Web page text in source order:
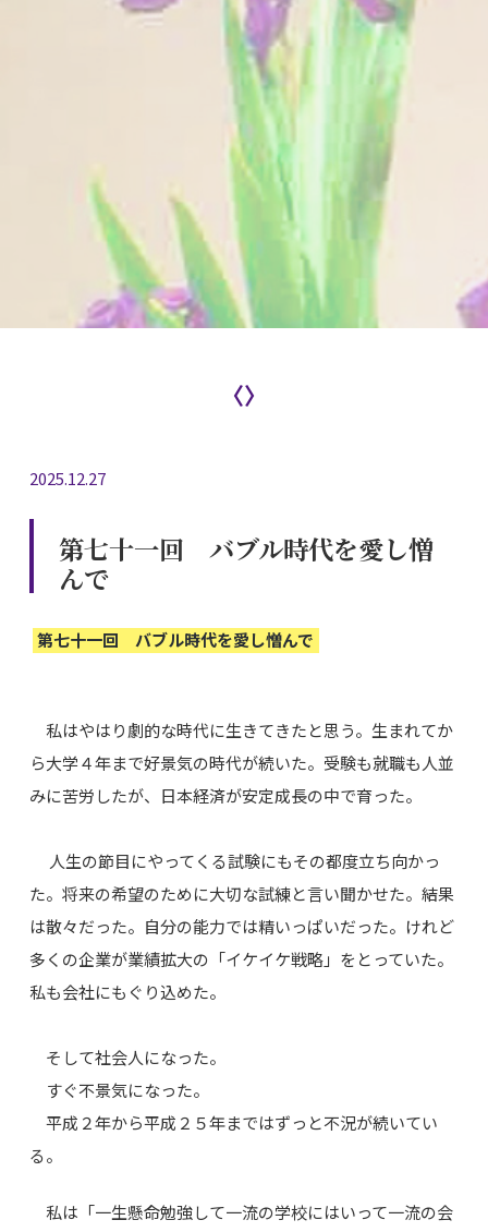
〈〉
2025.12.27
第七十一回 バブル時代を愛し憎
んで
第七十一回 バブル時代を愛し憎んで
私はやはり劇的な時代に生きてきたと思う。生まれてか
ら大学４年まで好景気の時代が続いた。受験も就職も人並
みに苦労したが、日本経済が安定成長の中で育った。
人生の節目にやってくる試験にもその都度立ち向かっ
た。将来の希望のために大切な試練と言い聞かせた。結果
は散々だった。自分の能力では精いっぱいだった。けれど
多くの企業が業績拡大の「イケイケ戦略」をとっていた。
私も会社にもぐり込めた。
そして社会人になった。
すぐ不景気になった。
平成２年から平成２５年まではずっと不況が続いてい
る。
私は「一生懸命勉強して一流の学校にはいって一流の会